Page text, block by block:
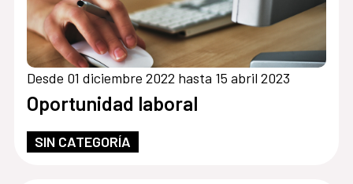
Desde 01 diciembre 2022 hasta 15 abril 2023
Oportunidad laboral
SIN CATEGORÍA